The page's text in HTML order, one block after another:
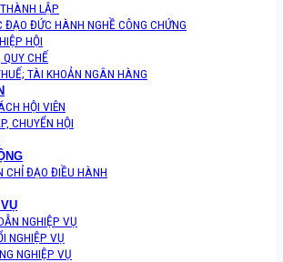
LẬP
ĐẠO ĐỨC HÀNH NGHỀ CÔNG CHỨNG
HỘI
QUY CHẾ
TÀI KHOẢN NGÂN HÀNG
HỘI VIÊN
CHUYỂN HỘI
CHỈ ĐẠO ĐIỀU HÀNH
NGHIỆP VỤ
NGHIỆP VỤ
NGHIỆP VỤ